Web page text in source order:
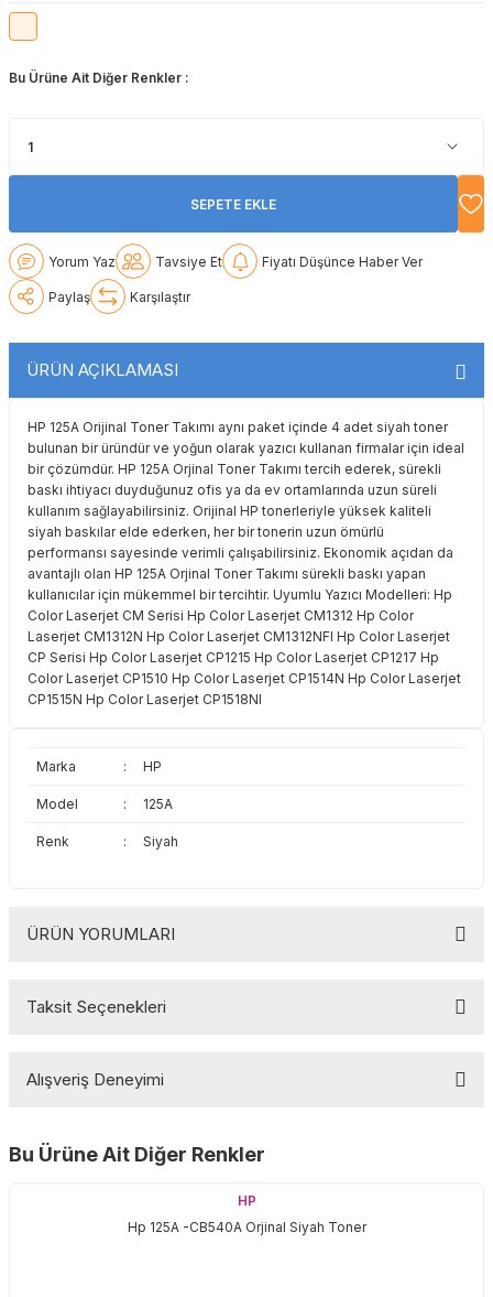
Sharp
Toshiba
Triumph Adler
Utax
Xerox
Toshiba
Triumph Adler
Utax
Xerox
Bu Ürüne Ait Diğer Renkler :
SEPETE EKLE
Yorum Yaz Tavsiye Et Fiyatı Düşünce Haber Ver
Paylaş Karşılaştır
ÜRÜN AÇIKLAMASI
HP 125A Orijinal Toner Takımı aynı paket içinde 4 adet siyah toner
bulunan bir üründür ve yoğun olarak yazıcı kullanan firmalar için ideal
bir çözümdür. HP 125A Orjinal Toner Takımı tercih ederek, sürekli
baskı ihtiyacı duyduğunuz ofis ya da ev ortamlarında uzun süreli
kullanım sağlayabilirsiniz. Orijinal HP tonerleriyle yüksek kaliteli
siyah baskılar elde ederken, her bir tonerin uzun ömürlü
performansı sayesinde verimli çalışabilirsiniz. Ekonomik açıdan da
avantajlı olan HP 125A Orjinal Toner Takımı sürekli baskı yapan
kullanıcılar için mükemmel bir tercihtir. Uyumlu Yazıcı Modelleri: Hp
Color Laserjet CM Serisi Hp Color Laserjet CM1312 Hp Color
Laserjet CM1312N Hp Color Laserjet CM1312NFI Hp Color Laserjet
CP Serisi Hp Color Laserjet CP1215 Hp Color Laserjet CP1217 Hp
Color Laserjet CP1510 Hp Color Laserjet CP1514N Hp Color Laserjet
CP1515N Hp Color Laserjet CP1518NI
Marka : HP
Model : 125A
Renk : Siyah
ÜRÜN YORUMLARI
Taksit Seçenekleri
Alışveriş Deneyimi
Sitemize ilk yorumu siz yapın!
Deneyimini Paylaş
Bu Ürüne Ait Diğer Renkler
HP
Hp 125A -CB540A Orjinal Siyah Toner